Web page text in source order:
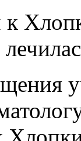
к